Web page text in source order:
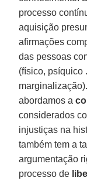
processo
aquisição
afirmações
das pessoas
(físico, psíquico
abordamos a
considerados
injustiças na
também tem a
argumentação
processo de